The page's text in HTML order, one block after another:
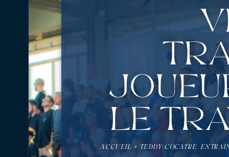
le
ACCUEIL » TEDDY COCATRE,